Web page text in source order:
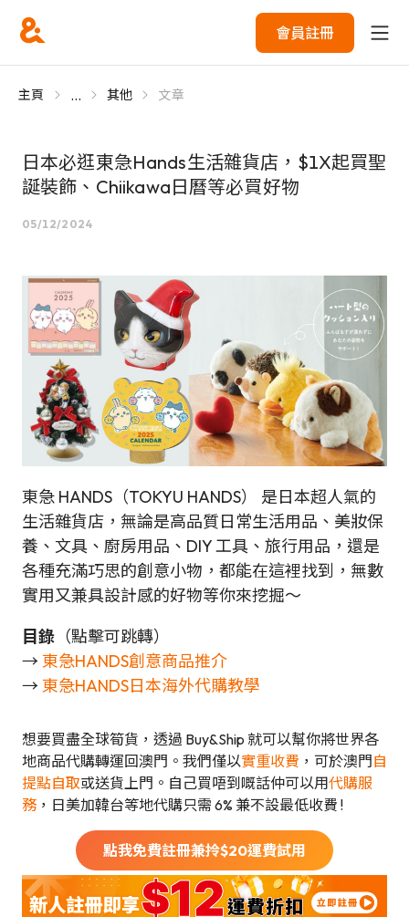
會員註冊
主頁 ... 其他 文章
日本必逛東急Hands生活雜貨店，$1X起買聖
誕裝飾、Chiikawa日曆等必買好物
05/12/2024
東急 HANDS（TOKYU HANDS） 是日本超人氣的
生活雜貨店，無論是高品質日常生活用品、美妝保
養、文具、廚房用品、DIY 工具、旅行用品，還是
各種充滿巧思的創意小物，都能在這裡找到，無數
實用又兼具設計感的好物等你來挖掘～
目錄 （點擊可跳轉）
→ 東急HANDS創意商品推介
→ 東急HANDS日本海外代購教學
想要買盡全球筍貨，透過 Buy&Ship 就可以幫你將世界各
地商品代購轉運回澳門。我們僅以實重收費 ，可於澳門自
提點自取或送貨上門。自己買唔到嘅話仲可以用代購服
務 ，日美加韓台等地代購只需 6% 兼不設最低收費 !
點我免費註冊兼拎$20運費試用